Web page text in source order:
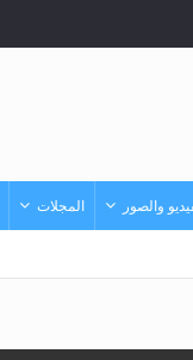
والصور المجلات